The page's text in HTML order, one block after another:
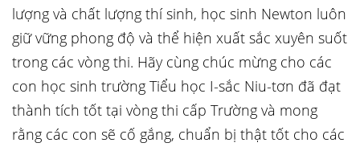
lượng và chất lượng thí sinh, học sinh Newton luôn
giữ vững phong độ và thể hiện xuất sắc xuyên suốt
trong các vòng thi. Hãy cùng chúc mừng cho các
con học sinh trường Tiểu học I-sắc Niu-tơn đã đạt
thành tích tốt tại vòng thi cấp Trường và mong
rằng các con sẽ cố gắng, chuẩn bị thật tốt cho các